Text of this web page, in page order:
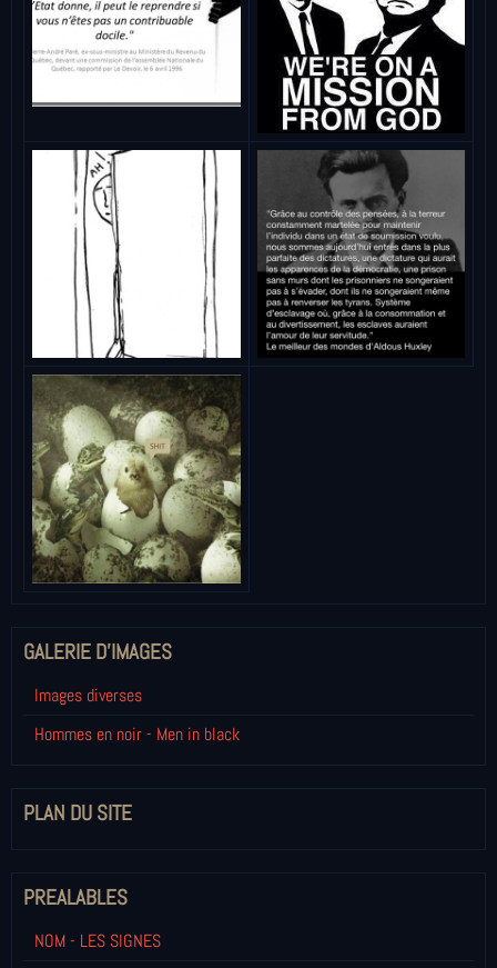
GALERIE D'IMAGES
Images diverses
Hommes en noir - Men in black
PLAN DU SITE
PREALABLES
NOM - LES SIGNES